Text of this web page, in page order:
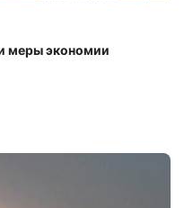
меры экономии